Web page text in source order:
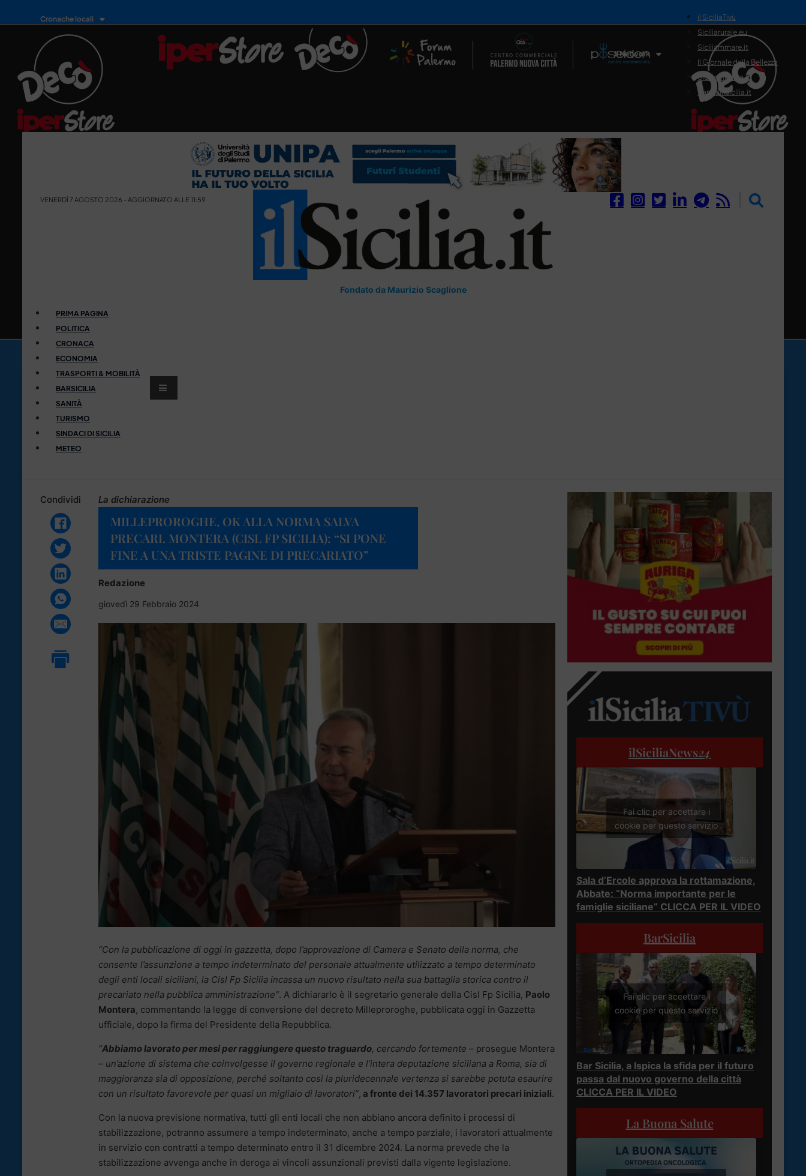
Cronache locali
Il Network
il SiciliaTivù
Siciliarurale.eu
Siciliammare.it
Il Giornale della Bellezza
Siciliamedica.it
Sanitainsicilia.it
VENERDÌ 7 AGOSTO 2026 - AGGIORNATO ALLE 11:59
Fondato da Maurizio Scaglione
PRIMA PAGINA
POLITICA
CRONACA
ECONOMIA
TRASPORTI & MOBILITÀ
BARSICILIA
SANITÀ
TURISMO
SINDACI DI SICILIA
METEO
Condividi La dichiarazione
MILLEPROROGHE, OK ALLA NORMA SALVA
PRECARI. MONTERA (CISL FP SICILIA): “SI PONE
FINE A UNA TRISTE PAGINE DI PRECARIATO”
Redazione
giovedì 29 Febbraio 2024
“Con la pubblicazione di oggi in gazzetta, dopo l’approvazione di Camera e Senato della norma, che
consente l’assunzione a tempo indeterminato del personale attualmente utilizzato a tempo determinato
degli enti locali siciliani, la Cisl Fp Sicilia incassa un nuovo risultato nella sua battaglia storica contro il
precariato nella pubblica amministrazione”. A dichiararlo è il segretario generale della Cisl Fp Sicilia, Paolo
Montera, commentando la legge di conversione del decreto Milleproroghe, pubblicata oggi in Gazzetta
ufficiale, dopo la firma del Presidente della Repubblica.
“Abbiamo lavorato per mesi per raggiungere questo traguardo, cercando fortemente – prosegue Montera
– un’azione di sistema che coinvolgesse il governo regionale e l’intera deputazione siciliana a Roma, sia di
maggioranza sia di opposizione, perché soltanto così la pluridecennale vertenza si sarebbe potuta esaurire
con un risultato favorevole per quasi un migliaio di lavoratori”, a fronte dei 14.357 lavoratori precari iniziali.
Con la nuova previsione normativa, tutti gli enti locali che non abbiano ancora definito i processi di
stabilizzazione, potranno assumere a tempo indeterminato, anche a tempo parziale, i lavoratori attualmente
in servizio con contratti a tempo determinato entro il 31 dicembre 2024. La norma prevede che la
stabilizzazione avvenga anche in deroga ai vincoli assunzionali previsti dalla vigente legislazione.
ilSiciliaNews24
Fai clic per accettare i
cookie per questo servizio
Sala d’Ercole approva la rottamazione,
Abbate: “Norma importante per le
famiglie siciliane” CLICCA PER IL VIDEO
BarSicilia
Fai clic per accettare i
cookie per questo servizio
Bar Sicilia, a Ispica la sfida per il futuro
passa dal nuovo governo della città
CLICCA PER IL VIDEO
La Buona Salute